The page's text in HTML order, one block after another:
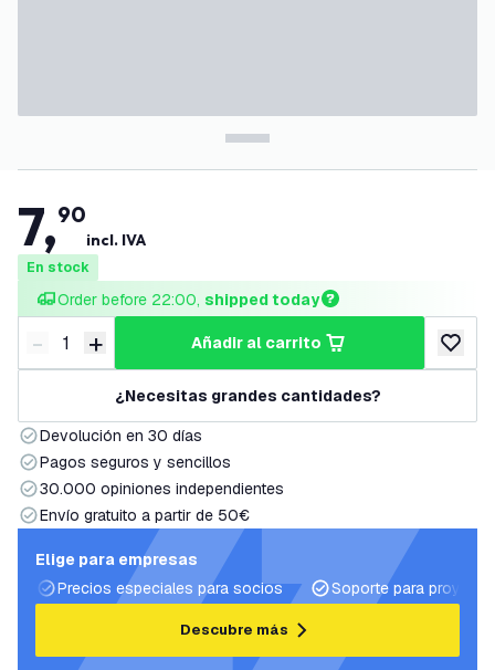
7,90
incl. IVA
En stock
Order before 22:00, shipped today
Disminuir cantidad
- Aumentar cantidad
+ añadir al carrito
añadir
¿Necesitas grandes cantidades?
Devolución en 30 días
Pagos seguros y sencillos
30.000 opiniones independientes
Envío gratuito a partir de 50€
Elige para empresas
Precios especiales para socios
Soporte para
Descubre más